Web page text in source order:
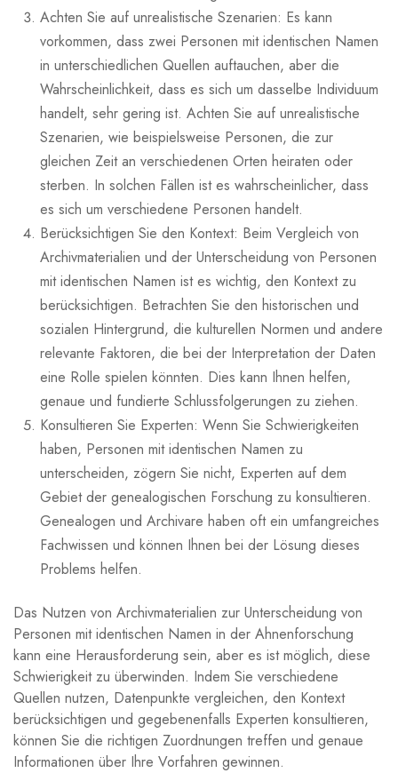
Achten Sie auf unrealistische Szenarien: Es kann
vorkommen, dass zwei Personen mit identischen Namen
in unterschiedlichen Quellen auftauchen, aber die
Wahrscheinlichkeit, dass es sich um dasselbe Individuum
handelt, sehr gering ist. Achten Sie auf unrealistische
Szenarien, wie beispielsweise Personen, die zur
gleichen Zeit an verschiedenen Orten heiraten oder
sterben. In solchen Fällen ist es wahrscheinlicher, dass
es sich um verschiedene Personen handelt.
Berücksichtigen Sie den Kontext: Beim Vergleich von
Archivmaterialien und der Unterscheidung von Personen
mit identischen Namen ist es wichtig, den Kontext zu
berücksichtigen. Betrachten Sie den historischen und
sozialen Hintergrund, die kulturellen Normen und andere
relevante Faktoren, die bei der Interpretation der Daten
eine Rolle spielen könnten. Dies kann Ihnen helfen,
genaue und fundierte Schlussfolgerungen zu ziehen.
Konsultieren Sie Experten: Wenn Sie Schwierigkeiten
haben, Personen mit identischen Namen zu
unterscheiden, zögern Sie nicht, Experten auf dem
Gebiet der genealogischen Forschung zu konsultieren.
Genealogen und Archivare haben oft ein umfangreiches
Fachwissen und können Ihnen bei der Lösung dieses
Problems helfen.
Das Nutzen von Archivmaterialien zur Unterscheidung von
Personen mit identischen Namen in der Ahnenforschung
kann eine Herausforderung sein, aber es ist möglich, diese
Schwierigkeit zu überwinden. Indem Sie verschiedene
Quellen nutzen, Datenpunkte vergleichen, den Kontext
berücksichtigen und gegebenenfalls Experten konsultieren,
können Sie die richtigen Zuordnungen treffen und genaue
Informationen über Ihre Vorfahren gewinnen.